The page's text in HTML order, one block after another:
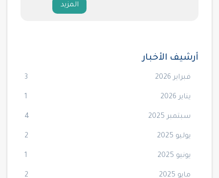
المزيد
أرشيف الأخبار
فبراير 2026
يناير 2026
سبتمبر 2025
يوليو 2025
يونيو 2025
مايو 2025